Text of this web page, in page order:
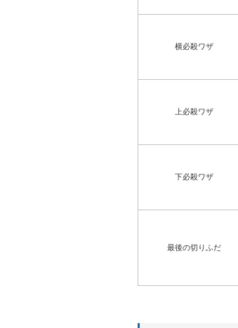
横必殺ワザ
上必殺ワザ
下必殺ワザ
最後の切りふだ